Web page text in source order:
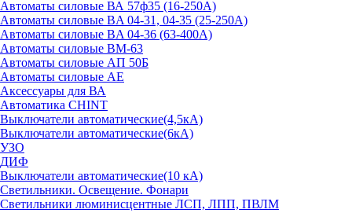
Автоматы силовые ВА 57ф35 (16-250А)
Автоматы силовые BA 04-31, 04-35 (25-250А)
Автоматы силовые BA 04-36 (63-400А)
Автоматы силовые ВМ-63
Автоматы силовые АП 50Б
Автоматы силовые АЕ
Аксессуары для ВА
Автоматика CHINT
Выключатели автоматические(4,5кА)
Выключатели автоматические(6кА)
УЗО
ДИФ
Выключатели автоматические(10 кА)
Светильники. Освещение. Фонари
Светильники люминисцентные ЛСП, ЛПП, ПВЛМ